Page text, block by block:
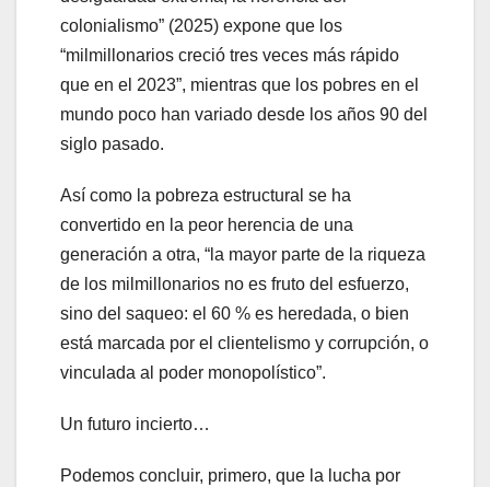
colonialismo” (2025) expone que los
“milmillonarios creció tres veces más rápido
que en el 2023”, mientras que los pobres en el
mundo poco han variado desde los años 90 del
siglo pasado.
Así como la pobreza estructural se ha
convertido en la peor herencia de una
generación a otra, “la mayor parte de la riqueza
de los milmillonarios no es fruto del esfuerzo,
sino del saqueo: el 60 % es heredada, o bien
está marcada por el clientelismo y corrupción, o
vinculada al poder monopolístico”.
Un futuro incierto…
Podemos concluir, primero, que la lucha por